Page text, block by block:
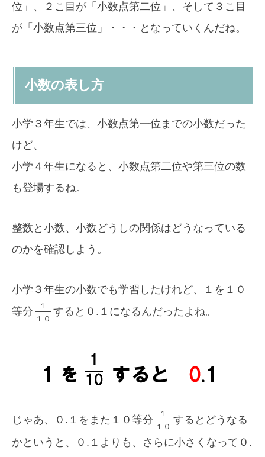
位」、２こ目が「小数点第二位」、そして３こ目
が「小数点第三位」・・・となっていくんだね。
小数の表し方
小学３年生では、小数点第一位までの小数だった
けど、
小学４年生になると、小数点第二位や第三位の数
も登場するね。
整数と小数、小数どうしの関係はどうなっている
のかを確認しよう。
小学３年生の小数でも学習したけれど、１を１０
等分
１
１ ０
すると０.１になるんだったよね。
じゃあ、０.１をまた１０等分
１
１ ０
するとどうなる
かというと、０.１よりも、さらに小さくなって０.